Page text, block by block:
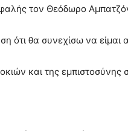
τον Θεόδωρο
ότι θα συνεχίσω να είμαι
και της εμπιστοσύνης